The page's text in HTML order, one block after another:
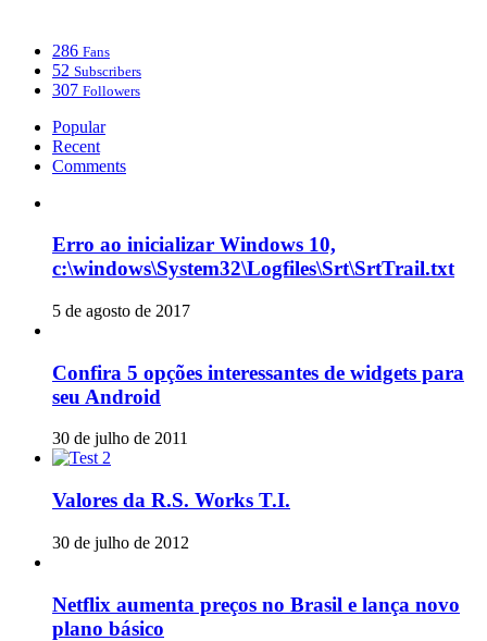
286 Fans
52 Subscribers
307 Followers
Popular
Recent
Comments
Erro ao inicializar Windows 10,
c:\windows\System32\Logfiles\Srt\SrtTrail.txt
5 de agosto de 2017
Confira 5 opções interessantes de widgets para
seu Android
30 de julho de 2011
Valores da R.S. Works T.I.
30 de julho de 2012
Netflix aumenta preços no Brasil e lança novo
plano básico